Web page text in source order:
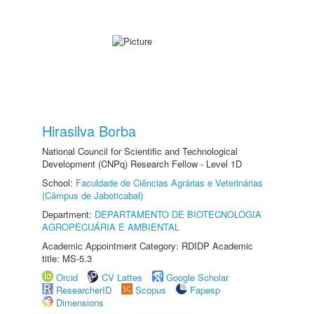
Hirasilva Borba
National Council for Scientific and Technological
Development (CNPq) Research Fellow - Level 1D
School: Faculdade de Ciências Agrárias e Veterinárias
(Câmpus de Jaboticabal)
Department: DEPARTAMENTO DE BIOTECNOLOGIA
AGROPECUÁRIA E AMBIENTAL
Academic Appointment Category: RDIDP Academic
title: MS-5.3
Orcid
CV Lattes
Google Scholar
ResearcherID
Scopus
Fapesp
Dimensions